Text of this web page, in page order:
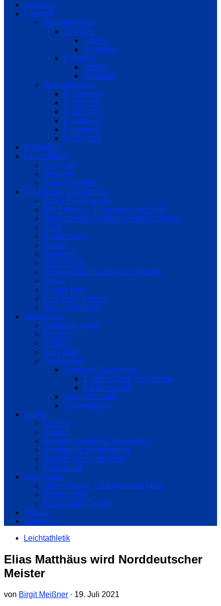
Startseite
Fussball
Herrenfussball
I. Herren
Tabelle
Spielplan
II. Herren
Tabelle
Spielplan
Jugendfussball
B-Junioren
C-Junioren
D-Junioren
E-Junioren
F-Junioren
G-Junioren
Basketball
Leichtathletik
Fitte Kids
Junioren
Sportabzeichen
Fitness und Gesundheit
Eltern-Kind-Turnen
50+ Fitness – fit und stark mit Steffi
Gesundheitsorientiertes Fitnesstraining
Yoga
Kinderturnen
Pilates
Rückenfit
Reha-Sport
Seniorensport Locker vom Hocker
Trivital
Zumba Kids
Functional Fitness
Jumping Fitness
Netzwerker
Federball scharf
Floorball
Prellball
Volleyball
Tischtennis
Senioren Tischtennis
1. Mannschaft Tischtennis
2. Mannschaft
Jugend/Schüler
Trainingsplan
Verein
Leitbild
Anfahrt
Buchungskalender Vereinsbus
Vermietung Vereinsheim
Kontakt Geschäftsstelle
Downloads
Community
Open Fridays – Barsport und Mehr
Förderverein
Kooperation Tennis
Tabelle
Spielplan
Leichtathletik
Elias Matthäus wird Norddeutscher
Meister
von Birgit Meißner · 19. Juli 2021